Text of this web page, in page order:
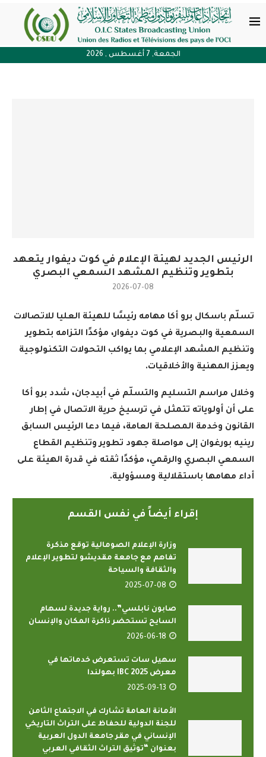
الجمعة, 7 أغسطس , 2026
الرئيس الجديد لهيئة الإعلام في كوت ديفوار يتعهد
بتطوير وتنظيم المشهد السمعي البصري
2026-07-08
تسلّم باسكال برو أكا مهامه رئيسًا للهيئة العليا للاتصالات
السمعية والبصرية في كوت ديفوار، مؤكدًا التزامه بتطوير
وتنظيم المشهد الإعلامي بما يواكب التحولات التكنولوجية
ويعزز المهنية والأخلاقيات.
وخلال مراسم التسليم والتسلّم في أبيدجان، شدد برو أكا
على أن أولوياته تتمثل في ترسيخ حرية الاتصال في إطار
القانون وخدمة المصلحة العامة، فيما دعا الرئيس السابق
رينيه بورغوان إلى مواصلة جهود تطوير وتنظيم القطاع
السمعي البصري والرقمي، مؤكدًا ثقته في قدرة الهيئة على
أداء مهامها باستقلالية ومسؤولية.
إقراء أيضاً في نفس القسم
وزارة الإعلام الصومالية توقع مذكرة
تفاهم مع جامعة مقديشو لتطوير الإعلام
والثقافة والسياحة
2025-07-08
صابون نابلسي”.. رواية جديدة لسهام
السايح تستحضر ذاكرة المكان والإنسان
2026-06-18
سهيل سات تستعرض خدماتها في
معرض IBC 2025 بهولندا
2025-09-13
الأمانة العامة تشارك في الاجتماع الثامن
للجنة الدولية للحفاظ على التراث التاريخي
الإنساني في مقر جامعة الدول العربية
بعنوان “توثيق التراث الثقافي العربي